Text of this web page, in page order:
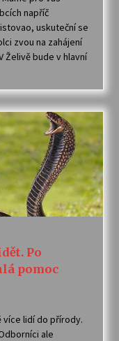
napříč
uskuteční se
zvou na zahájení
Želivě bude v hlavní
Po
pomoc
více lidí do přírody.
ale